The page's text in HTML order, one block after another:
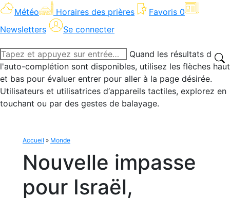
Météo Horaires des prières Favoris 0
Newsletters
Se connecter
Recherche
:
Quand les résultats de
l'auto-complétion sont disponibles, utilisez les flèches haut
et bas pour évaluer entrer pour aller à la page désirée.
Utilisateurs et utilisatrices d‘appareils tactiles, explorez en
touchant ou par des gestes de balayage.
Accueil » Monde
Nouvelle impasse
pour Israël,